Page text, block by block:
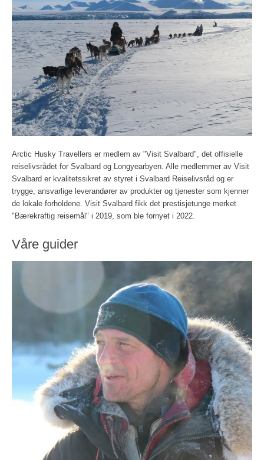
Arctic Husky Travellers er medlem av "Visit Svalbard", det offisielle
reiselivsrådet for Svalbard og Longyearbyen. Alle medlemmer av Visit
Svalbard er kvalitetssikret av styret i Svalbard Reiselivsråd og er
trygge, ansvarlige leverandører av produkter og tjenester som kjenner
de lokale forholdene. Visit Svalbard fikk det prestisjetunge merket
"Bærekraftig reisemål" i 2019, som ble fornyet i 2022.
Våre guider